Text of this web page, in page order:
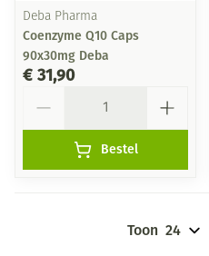
Deba Pharma
Coenzyme Q10 Caps
90x30mg Deba
€ 31,90
Bestel
Toon